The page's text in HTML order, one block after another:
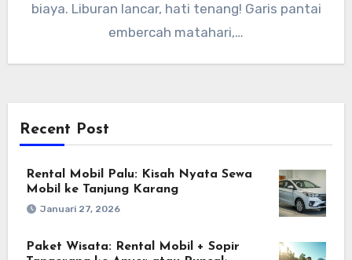
biaya. Liburan lancar, hati tenang! Garis pantai
embercah matahari,…
Recent Post
Rental Mobil Palu: Kisah Nyata Sewa
Mobil ke Tanjung Karang
Januari 27, 2026
Paket Wisata: Rental Mobil + Sopir